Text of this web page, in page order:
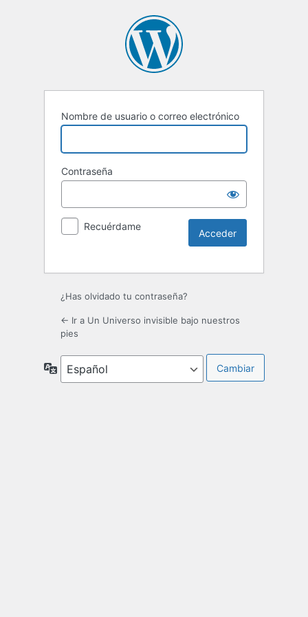
Nombre de usuario o correo electrónico
Contraseña
Recuérdame
¿Has olvidado tu contraseña?
← Ir a Un Universo invisible bajo nuestros
pies
Idioma